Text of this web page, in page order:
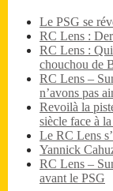
Le PSG se
RC Lens :
RC Lens :
chouchou de
RC Lens –
n’avons pas
Revoilà la
siècle face à
Le RC Lens
Yannick
RC Lens –
avant le PSG